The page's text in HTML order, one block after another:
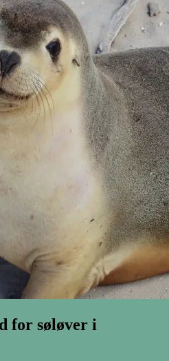
for søløver i